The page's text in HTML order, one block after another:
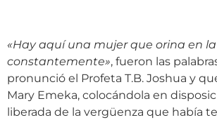
«Hay aquí una mujer que orina en
constantemente», fueron las
pronunció el Profeta T.B. Joshua y
Mary Emeka, colocándola en
liberada de la vergüenza que había